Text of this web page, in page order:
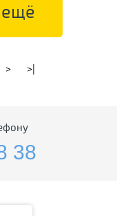
ещё
> >|
38